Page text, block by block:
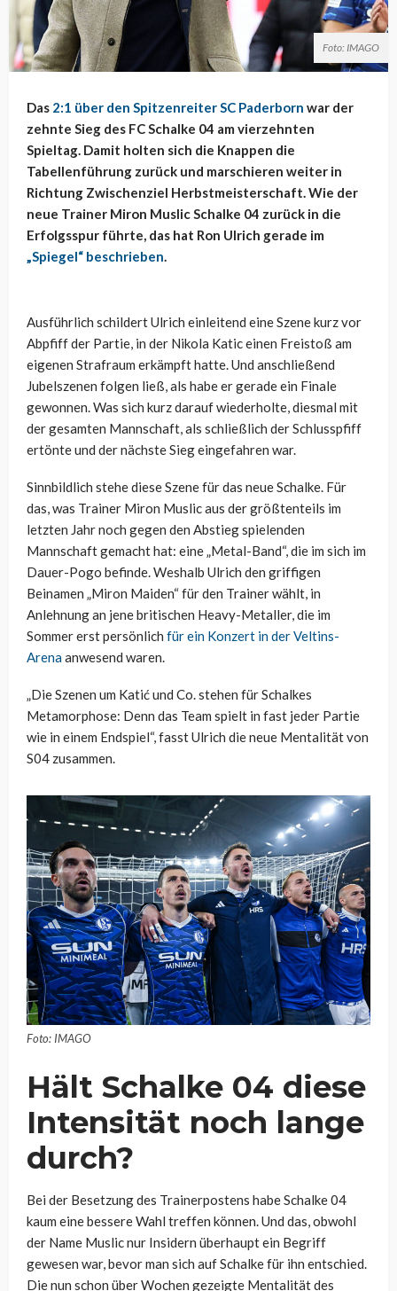
Foto: IMAGO
Das 2:1 über den Spitzenreiter SC Paderborn war der
zehnte Sieg des FC Schalke 04 am vierzehnten
Spieltag. Damit holten sich die Knappen die
Tabellenführung zurück und marschieren weiter in
Richtung Zwischenziel Herbstmeisterschaft. Wie der
neue Trainer Miron Muslic Schalke 04 zurück in die
Erfolgsspur führte, das hat Ron Ulrich gerade im
„Spiegel“ beschrieben.
Ausführlich schildert Ulrich einleitend eine Szene kurz vor
Abpfiff der Partie, in der Nikola Katic einen Freistoß am
eigenen Strafraum erkämpft hatte. Und anschließend
Jubelszenen folgen ließ, als habe er gerade ein Finale
gewonnen. Was sich kurz darauf wiederholte, diesmal mit
der gesamten Mannschaft, als schließlich der Schlusspfiff
ertönte und der nächste Sieg eingefahren war.
Sinnbildlich stehe diese Szene für das neue Schalke. Für
das, was Trainer Miron Muslic aus der größtenteils im
letzten Jahr noch gegen den Abstieg spielenden
Mannschaft gemacht hat: eine „Metal-Band“, die im sich im
Dauer-Pogo befinde. Weshalb Ulrich den griffigen
Beinamen „Miron Maiden“ für den Trainer wählt, in
Anlehnung an jene britischen Heavy-Metaller, die im
Sommer erst persönlich für ein Konzert in der Veltins-
Arenaanwesend waren.
„Die Szenen um Katić und Co. stehen für Schalkes
Metamorphose: Denn das Team spielt in fast jeder Partie
wie in einem Endspiel“, fasst Ulrich die neue Mentalität von
S04 zusammen.
Foto: IMAGO
Hält Schalke 04 diese
Intensität noch lange
durch?
Bei der Besetzung des Trainerpostens habe Schalke 04
kaum eine bessere Wahl treffen können. Und das, obwohl
der Name Muslic nur Insidern überhaupt ein Begriff
gewesen war, bevor man sich auf Schalke für ihn entschied.
Die nun schon über Wochen gezeigte Mentalität des